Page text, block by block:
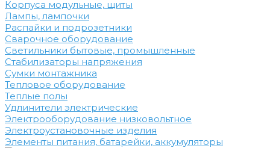
Корпуса модульные, щиты
Лампы, лампочки
Распайки и подрозетники
Сварочное оборудование
Светильники бытовые, промышленные
Стабилизаторы напряжения
Сумки монтажника
Тепловое оборудование
Теплые полы
Удлинители электрические
Электрооборудование низковольтное
Электроустановочные изделия
Элементы питания, батарейки, аккумуляторы